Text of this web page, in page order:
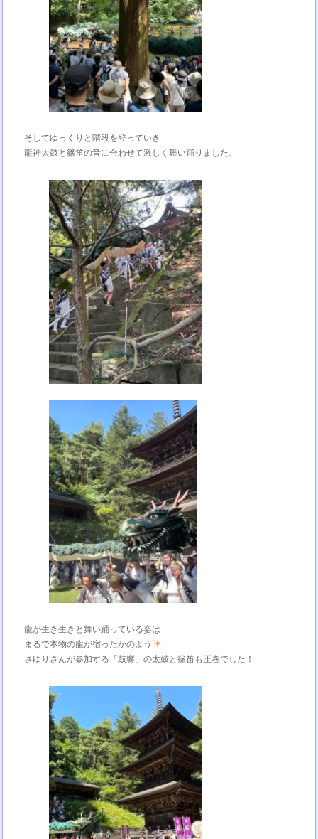
そしてゆっくりと階段を登っていき
龍神太鼓と篠笛の音に合わせて激しく舞い踊りました。
龍が生き生きと舞い踊っている姿は
まるで本物の龍が宿ったかのよう
さゆりさんが参加する「鼓響」の太鼓と篠笛も圧巻でした！